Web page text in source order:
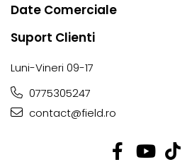
Date Comerciale
Suport Clienti
Luni-Vineri 09-17
0775305247
contact@field.ro